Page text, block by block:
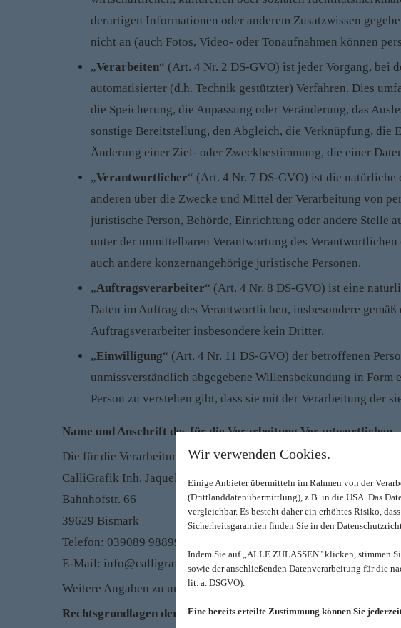
derartigen Informationen oder anderem Zusatzwissen
nicht an (auch Fotos, Video- oder Tonaufnahmen können
„Verarbeiten“ (Art. 4 Nr. 2 DS-GVO) ist jeder Vorgang, bei
automatisierter (d.h. Technik gestützter) Verfahren. Dies
die Speicherung, die Anpassung oder Veränderung, das
sonstige Bereitstellung, den Abgleich, die Verknüpfung, die
Änderung einer Ziel- oder Zweckbestimmung, die einer
„Verantwortlicher“ (Art. 4 Nr. 7 DS-GVO) ist die
anderen über die Zwecke und Mittel der Verarbeitung von
juristische Person, Behörde, Einrichtung oder andere Stelle
unter der unmittelbaren Verantwortung des
auch andere konzernangehörige juristische Personen.
„Auftragsverarbeiter“ (Art. 4 Nr. 8 DS-GVO) ist eine
Daten im Auftrag des Verantwortlichen, insbesondere
Auftragsverarbeiter insbesondere kein Dritter.
„Einwilligung“ (Art. 4 Nr. 11 DS-GVO) der betroffenen
unmissverständlich abgegebene Willensbekundung in
Person zu verstehen gibt, dass sie mit der Verarbeitung der
Name und Anschrift des für die Verarbeitung Verantwortlichen
Die für die Verarbeitung der personenbezogenen Daten
CalliGrafik Inh. Jaqueline Motejat
Bahnhofstr. 66
39629 Bismark
Telefon: 039089 988999
E-Mail: info@calligrafik.de
Weitere Angaben zu unserem Unternehmen können dem
Rechtsgrundlagen der Datenverarbeitung
Wir verwenden Cookies.
Einige Anbieter übermitteln im Rahmen von der
(Drittlanddatenübermittlung), z.B. in die USA. Das
vergleichbar. Es besteht daher ein erhöhtes Risiko,
Sicherheitsgarantien finden Sie in den
Indem Sie auf „ALLE ZULASSEN" klicken, stimmen
sowie der anschließenden Datenverarbeitung für die
lit. a. DSGVO).
Eine bereits erteilte Zustimmung können Sie